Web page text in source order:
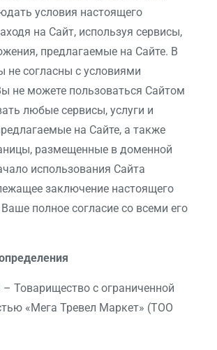
условия настоящего
на Сайт, используя сервисы,
предлагаемые на Сайте. В
не согласны с условиями
не можете пользоваться Сайтом
любые сервисы, услуги и
на Сайте, а также
размещенные в доменной
использования Сайта
заключение настоящего
полное согласие со всеми его
Товарищество с ограниченной
«Мега Тревел Маркет» (ТОО